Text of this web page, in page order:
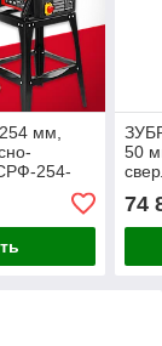
мм,
254-
50
74